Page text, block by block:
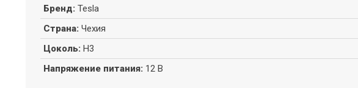
Бренд: Tesla
Страна: Чехия
Цоколь: H3
Напряжение питания: 12 В